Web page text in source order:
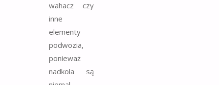
wahacz czy
inne
elementy
podwozia,
ponieważ
nadkola są